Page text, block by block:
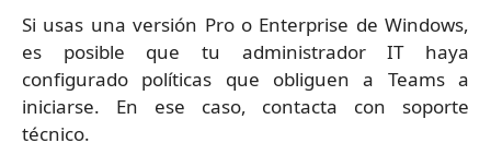
Si usas una versión Pro o Enterprise de Windows,
es posible que tu administrador IT haya
configurado políticas que obliguen a Teams a
iniciarse. En ese caso, contacta con soporte
técnico.